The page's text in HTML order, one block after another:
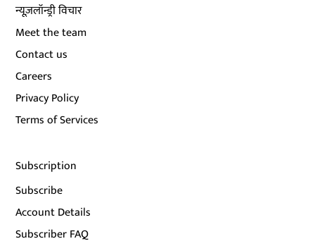
न्यूज़लॉन्ड्री विचार
Meet the team
Contact us
Careers
Privacy Policy
Terms of Services
Subscription
Subscribe
Account Details
Subscriber FAQ